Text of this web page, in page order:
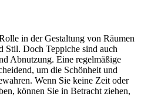
in der Gestaltung von Räumen
Stil. Doch Teppiche sind auch
Abnutzung. Eine regelmäßige
um die Schönheit und
Wenn Sie keine Zeit oder
können Sie in Betracht ziehen,